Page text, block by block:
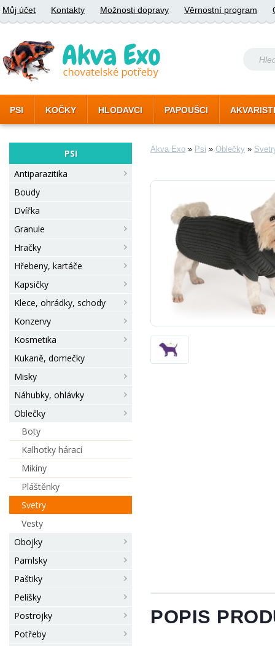
Můj účet Kontakty Možnosti dopravy Věrnostní program
PSI KOČKY HLODAVCI PAPOUŠCI
PSI
Antiparazitika
Boudy
Dvířka
Granule
Hračky
Hřebeny, kartáče
Kapsičky
Klece, ohrádky, schody
Konzervy
Kosmetika
Kukaně, domečky
Misky
Náhubky, ohlávky
Oblečky
Boty
Kalhotky hárací
Mikiny
Pláštěnky
Svetry
Vesty
Obojky
Pamlsky
Paštiky
Pelíšky
Postrojky
Potřeby
Akva Exo » Psi » Oblečky »
POPIS